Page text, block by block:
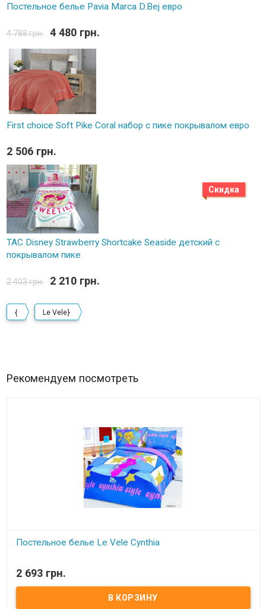
Постельное белье Pavia Marca D.Bej евро
4 788 грн. 4 480 грн.
First choice Soft Pike Coral набор с пике покрывалом евро
2 506 грн.
Скидка
TAC Disney Strawberry Shortcake Seaside детский с
покрывалом пике
2 403 грн. 2 210 грн.
{ Le Vele}
Рекомендуем посмотреть
Постельное белье Le Vele Cynthia
пододеяльник:
2 693 грн.